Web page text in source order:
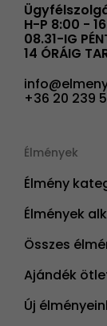
H-P 8:00 -
08.31-IG
14 ÓRÁIG
+36 20 239
Élmények
Élmény
Élmények
Összes
Ajándék
Új